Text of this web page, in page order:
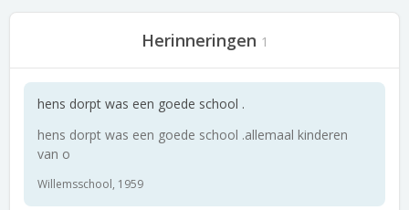
Herinneringen 1
hens dorpt was een goede school .
hens dorpt was een goede school .allemaal kinderen
van o
Willemsschool, 1959